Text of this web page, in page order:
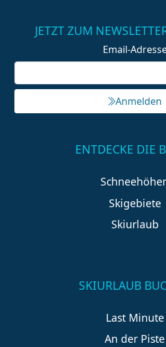
JETZT ZUM
Email-
Anmelden
ENTDECKE DIE
Skigebiete
Skiurlaub
SKIURLAUB
Last Minute
An der Piste